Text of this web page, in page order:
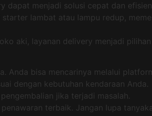
dapat menjadi solusi cepat dan
lambat atau lampu redup,
aki, layanan delivery menjadi
Anda bisa mencarinya melalui
dengan kebutuhan kendaraan Anda.
jika terjadi masalah.
terbaik. Jangan lupa